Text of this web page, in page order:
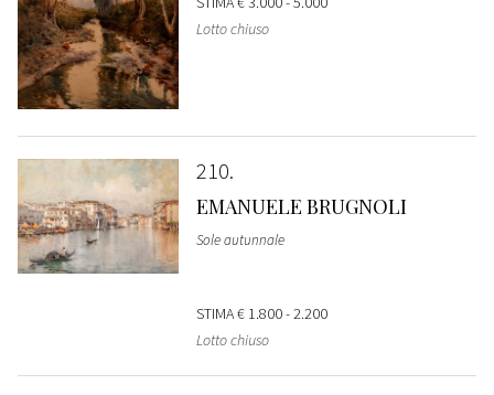
Lotto chiuso
210
EMANUELE BRUGNOLI
Sole autunnale
STIMA€ 1.800 - 2.200
Lotto chiuso